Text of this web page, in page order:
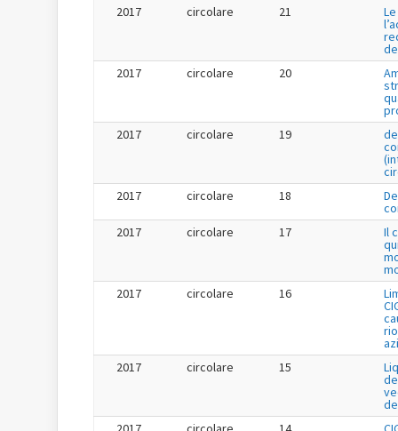
2017
circolare 21
2017
circolare 20
2017
circolare 19
2017
circolare 18
2017
circolare 17 Il
2017
circolare 16
2017
circolare 15